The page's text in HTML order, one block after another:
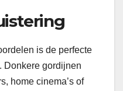
is de perfecte
Donkere gordijnen
home cinema’s of